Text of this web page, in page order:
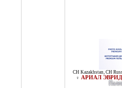
CH Kazakhstan, CH
♀ АРИАЛ